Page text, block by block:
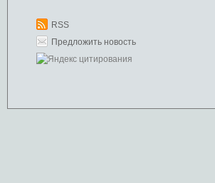
RSS
Предложить новость